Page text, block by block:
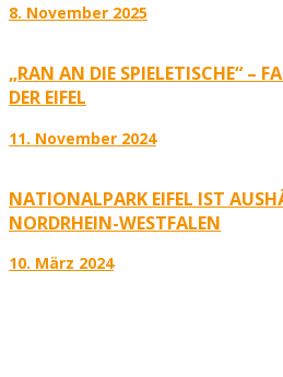
8. November 2025
„RAN AN DIE SPIELETISCHE“ –
DER EIFEL
11. November 2024
NATIONALPARK EIFEL IST
NORDRHEIN-WESTFALEN
10. März 2024